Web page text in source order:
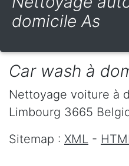
domicile As
Car wash à
Nettoyage voiture à
Limbourg 3665
Sitemap : XML -